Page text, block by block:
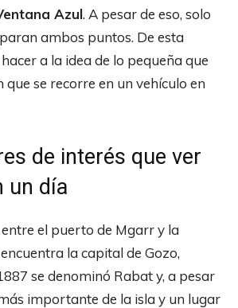
Azul. A pesar de eso, solo
ambos puntos. De esta
a la idea de lo pequeña que
que se recorre en un vehículo en
de interés que ver
un día
el puerto de Mgarr y la
la capital de Gozo,
se denominó Rabat y, a pesar
importante de la isla y un lugar